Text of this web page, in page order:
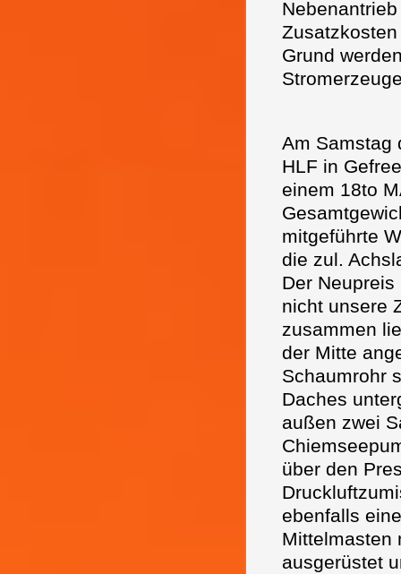
Grund
Am Samstag
HLF in
einem 18to
mitgeführte
die zul.
Der
nicht unsere
zusammen
der Mitte
Schaumrohr
Daches
außen zwei
über den
ebenfalls
Mittelmasten
ausgerüstet